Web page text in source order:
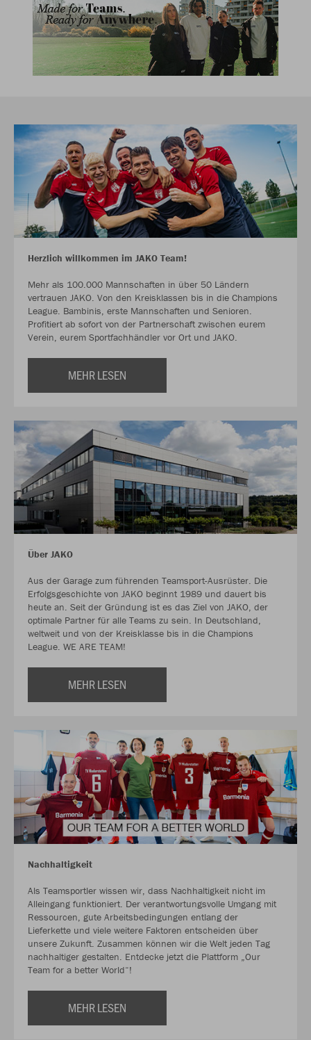
Herzlich willkommen im JAKO Team!
Mehr als 100.000 Mannschaften in über 50 Ländern
vertrauen JAKO. Von den Kreisklassen bis in die Champions
League. Bambinis, erste Mannschaften und Senioren.
Profitiert ab sofort von der Partnerschaft zwischen eurem
Verein, eurem Sportfachhändler vor Ort und JAKO.
MEHR LESEN
Über JAKO
Aus der Garage zum führenden Teamsport-Ausrüster. Die
Erfolgsgeschichte von JAKO beginnt 1989 und dauert bis
heute an. Seit der Gründung ist es das Ziel von JAKO, der
optimale Partner für alle Teams zu sein. In Deutschland,
weltweit und von der Kreisklasse bis in die Champions
League. WE ARE TEAM!
MEHR LESEN
Nachhaltigkeit
Als Teamsportler wissen wir, dass Nachhaltigkeit nicht im
Alleingang funktioniert. Der verantwortungsvolle Umgang mit
Ressourcen, gute Arbeitsbedingungen entlang der
Lieferkette und viele weitere Faktoren entscheiden über
unsere Zukunft. Zusammen können wir die Welt jeden Tag
nachhaltiger gestalten. Entdecke jetzt die Plattform „Our
Team for a better World“!
MEHR LESEN